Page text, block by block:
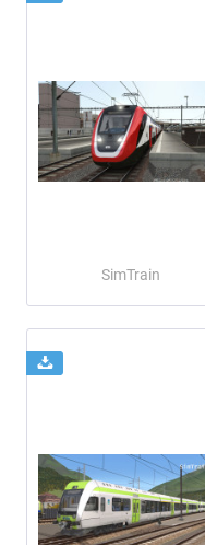
24h FREE
0,00 € *
SimTrain